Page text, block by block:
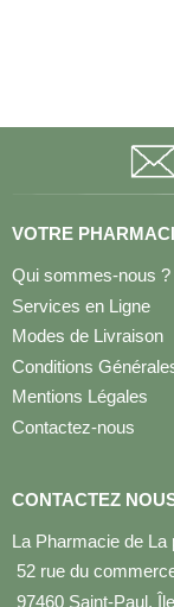
VOTRE
Qui sommes-nous ?
Services en Ligne
Modes de Livraison
Conditions
Mentions Légales
Contactez-nous
CONTACTEZ
La Pharmacie de La
52 rue du
97460 Saint-Paul,